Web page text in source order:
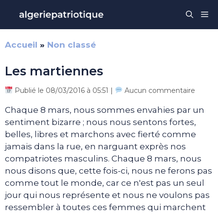
contenu
Accueil » Non classé
Les martiennes
Publié le 08/03/2016 à 05:51 | Aucun commentaire
Chaque 8 mars, nous sommes envahies par un
sentiment bizarre ; nous nous sentons fortes,
belles, libres et marchons avec fierté comme
jamais dans la rue, en narguant exprès nos
compatriotes masculins. Chaque 8 mars, nous
nous disons que, cette fois-ci, nous ne ferons pas
comme tout le monde, car ce n'est pas un seul
jour qui nous représente et nous ne voulons pas
ressembler à toutes ces femmes qui marchent